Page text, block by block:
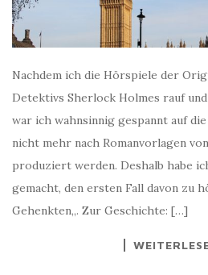
Nachdem ich die Hörspiele der
Detektivs Sherlock Holmes rauf
war ich wahnsinnig gespannt auf die
nicht mehr nach Romanvorlagen
produziert werden. Deshalb habe
gemacht, den ersten Fall davon zu
Gehenkten„. Zur Geschichte: […]